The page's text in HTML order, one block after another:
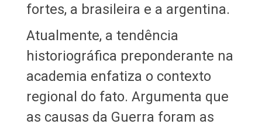
fortes, a brasileira e a argentina.
Atualmente, a tendência
historiográfica preponderante na
academia enfatiza o contexto
regional do fato. Argumenta que
as causas da Guerra foram as